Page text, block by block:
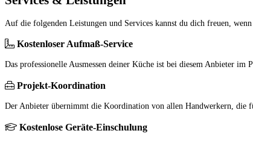
Auf die folgenden Leistungen und Services kannst du dich freuen,
Kostenloser Aufmaß-Service
Das professionelle Ausmessen deiner Küche ist bei diesem Anbieter im
Projekt-Koordination
Der Anbieter übernimmt die Koordination von allen Handwerkern, die
Kostenlose Geräte-Einschulung